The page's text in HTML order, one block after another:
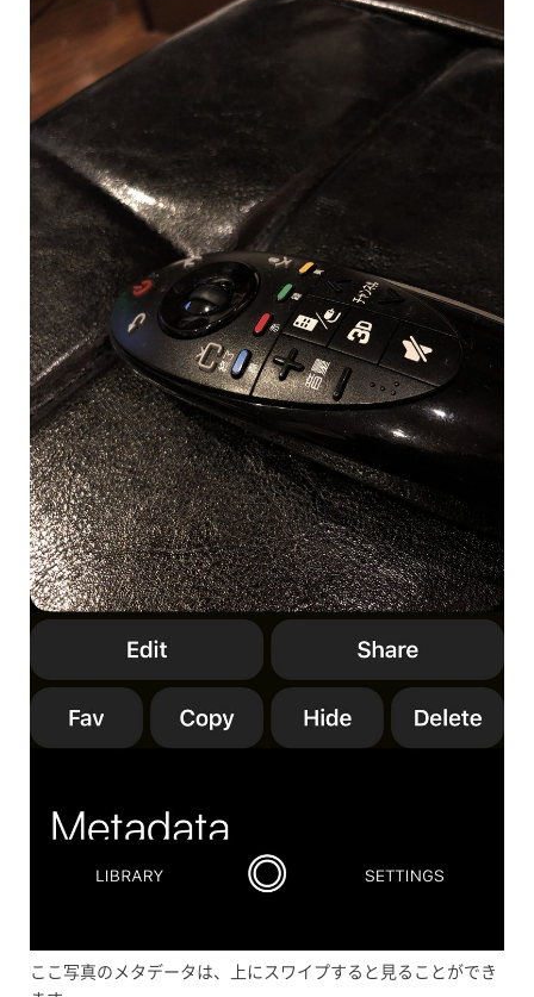
ここ写真のメタデータは、上にスワイプすると見ることができ